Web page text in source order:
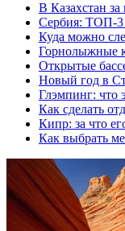
В Казахстан
Сербия: ТОП-3
Куда можно
Горнолыжные
Открытые
Новый год в
Глэмпинг: что
Как сделать
Кипр: за что
Как выбрать